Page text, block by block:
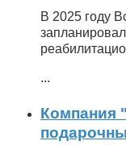
В 2025 году
...
Компания